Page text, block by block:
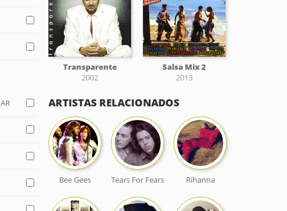
Transparente
2002
Salsa Mix 2
2013
ARTISTAS RELACIONADOS
Bee Gees Tears For Fears Rihanna